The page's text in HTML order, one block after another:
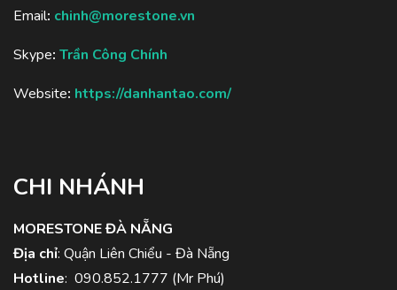
Email: chinh@morestone.vn
Skype: Trần Công Chính
Website: https://danhantao.com/
CHI NHÁNH
MORESTONE ĐÀ NẴNG
Địa chỉ: Quận Liên Chiểu - Đà Nẵng
Hotline: 090.852.1777 (Mr Phú)